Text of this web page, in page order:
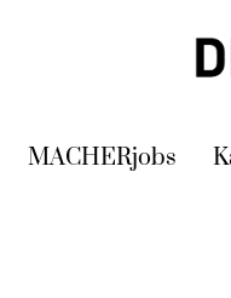
MACHERjobs